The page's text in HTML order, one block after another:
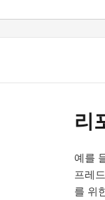
리
예를
프레
를 위